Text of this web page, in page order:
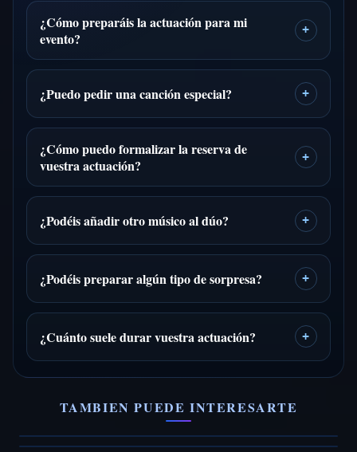
¿Cómo preparáis la actuación para mi
evento?
+
¿Puedo pedir una canción especial? +
¿Cómo puedo formalizar la reserva de
vuestra actuación?
+
¿Podéis añadir otro músico al dúo? +
¿Podéis preparar algún tipo de sorpresa? +
¿Cuánto suele durar vuestra actuación? +
TAMBIEN PUEDE INTERESARTE
Josep Manzano
Rock en castellano
Grupo de versiones en formato dúo
VER FICHA →